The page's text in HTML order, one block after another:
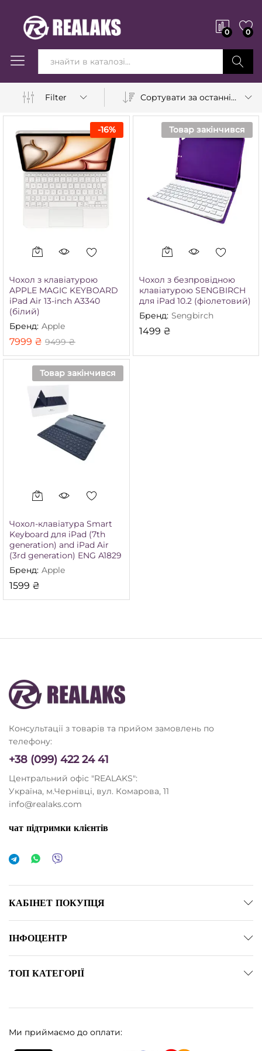
0 0
Вперед!
Filter
Сортувати за останніми
-16%
Чохол з клавіатурою
APPLE MAGIC KEYBOARD
iPad Air 13-inch A3340
(білий)
Бренд: Apple
7999 ₴ 9499₴
Товар закінчився
Чохол з безпровідною
клавіатурою SENGBIRCH
для iPad 10.2 (фіолетовий)
Бренд: Sengbirch
1499 ₴
Товар закінчився
Чохол-клавіатура Smart
Keyboard для iPad (7th
generation) and iPad Air
(3rd generation) ENG A1829
Бренд: Apple
1599 ₴
Консультації з товарів та прийом замовлень по
телефону:
+38 (099) 422 24 41
Центральний офіс "REALAKS":
Україна, м.Чернівці, вул. Комарова, 11
info@realaks.com
чат підтримки клієнтів
КАБІНЕТ ПОКУПЦЯ
ІНФОЦЕНТР
ТОП КАТЕГОРІЇ
Ми приймаємо до оплати: